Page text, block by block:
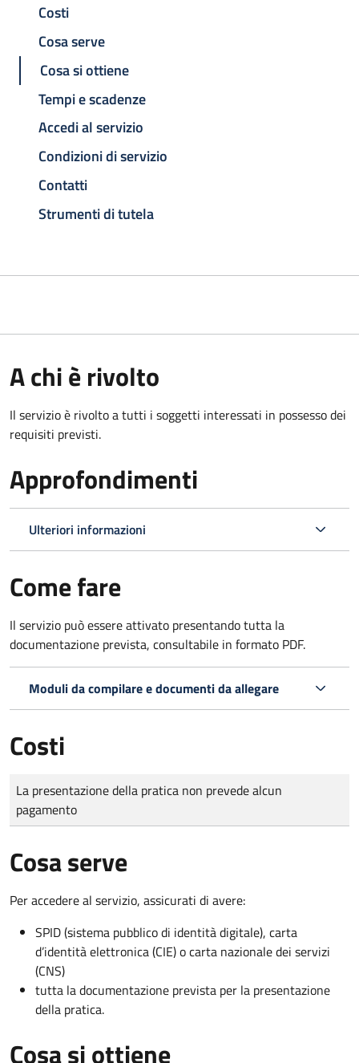
Costi
Cosa serve
Cosa si ottiene
Tempi e scadenze
Accedi al servizio
Condizioni di servizio
Contatti
Strumenti di tutela
A chi è rivolto
Il servizio è rivolto a tutti i soggetti interessati in possesso dei
requisiti previsti.
Approfondimenti
Ulteriori informazioni
Come fare
Il servizio può essere attivato presentando tutta la
documentazione prevista, consultabile in formato PDF.
Moduli da compilare e documenti da allegare
Costi
Tipo di pagamento
Importo
La presentazione della pratica non prevede alcun
pagamento
Cosa serve
Per accedere al servizio, assicurati di avere:
SPID (sistema pubblico di identità digitale), carta
d’identità elettronica (CIE) o carta nazionale dei servizi
(CNS)
tutta la documentazione prevista per la presentazione
della pratica.
Cosa si ottiene